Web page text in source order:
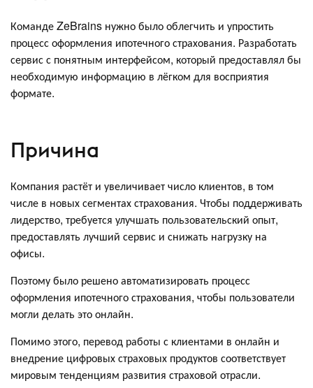
Команде ZeBrains нужно было облегчить и упростить
процесс оформления ипотечного страхования. Разработать
сервис с понятным интерфейсом, который предоставлял бы
необходимую информацию в лёгком для восприятия
формате.
Причина
Компания растёт и увеличивает число клиентов, в том
числе в новых сегментах страхования. Чтобы поддерживать
лидерство, требуется улучшать пользовательский опыт,
предоставлять лучший сервис и снижать нагрузку на
офисы.
Поэтому было решено автоматизировать процесс
оформления ипотечного страхования, чтобы пользователи
могли делать это онлайн.
Помимо этого, перевод работы с клиентами в онлайн и
внедрение цифровых страховых продуктов соответствует
мировым тенденциям развития страховой отрасли.